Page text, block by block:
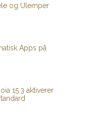
og Ulemper
Apps på
15.3 aktiverer